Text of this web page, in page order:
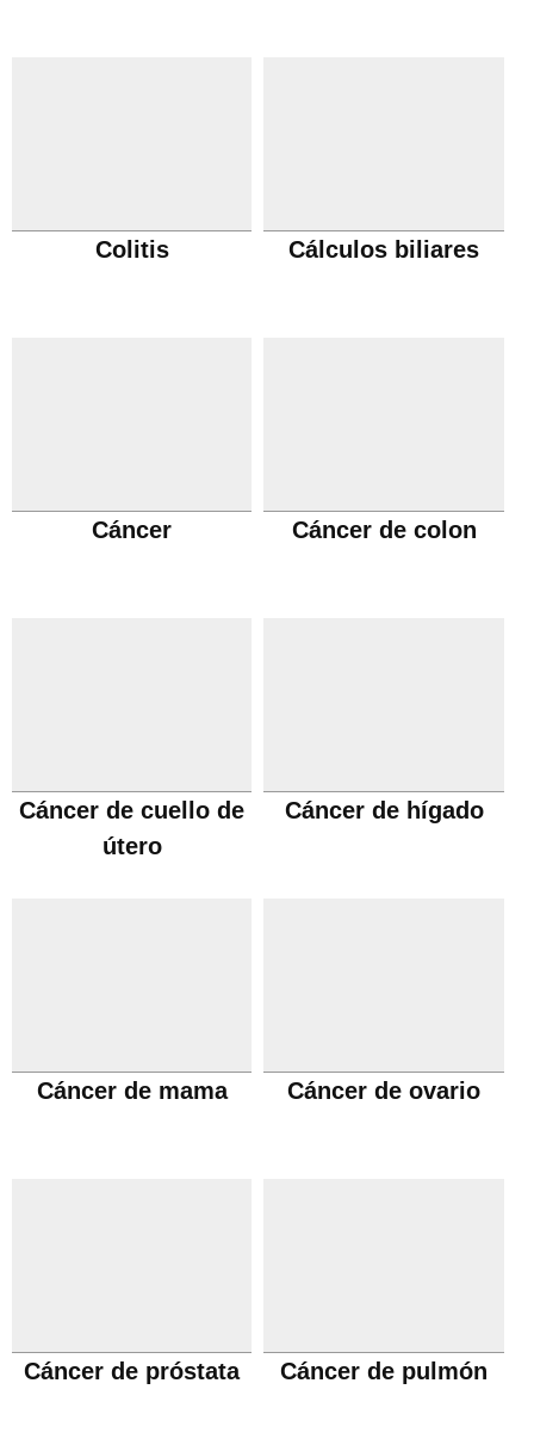
Colitis Cálculos biliares
Cáncer Cáncer de colon
Cáncer de cuello de
útero
Cáncer de hígado
Cáncer de mama Cáncer de ovario
Cáncer de próstata Cáncer de pulmón